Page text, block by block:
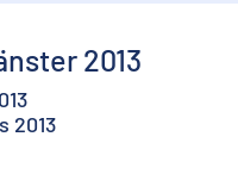
2013
2013